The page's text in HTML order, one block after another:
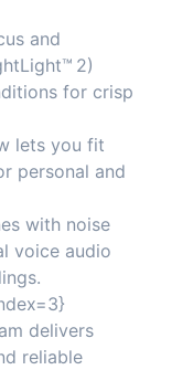
and
2)
for crisp
lets you fit
personal and
with noise
voice audio
delivers
reliable